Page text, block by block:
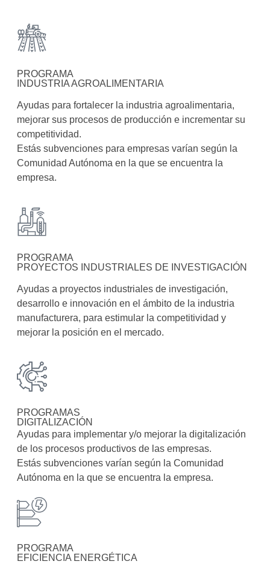
PROGRAMA
INDUSTRIA AGROALIMENTARIA
Ayudas para fortalecer la industria agroalimentaria,
mejorar sus procesos de producción e incrementar su
competitividad.
Estás subvenciones para empresas varían según la
Comunidad Autónoma en la que se encuentra la
empresa.
PROGRAMA
PROYECTOS INDUSTRIALES DE INVESTIGACIÓN
Ayudas a proyectos industriales de investigación,
desarrollo e innovación en el ámbito de la industria
manufacturera, para estimular la competitividad y
mejorar la posición en el mercado.
PROGRAMAS
DIGITALIZACIÓN
Ayudas para implementar y/o mejorar la digitalización
de los procesos productivos de las empresas.
Estás subvenciones varían según la Comunidad
Autónoma en la que se encuentra la empresa.
PROGRAMA
EFICIENCIA ENERGÉTICA